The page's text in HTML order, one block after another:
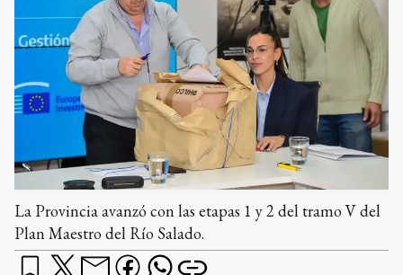
La Provincia avanzó con las etapas 1 y 2 del tramo V del
Plan Maestro del Río Salado.